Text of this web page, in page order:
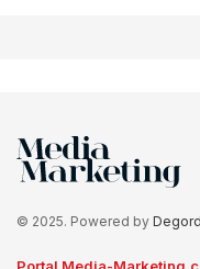
© 2025. Powered by